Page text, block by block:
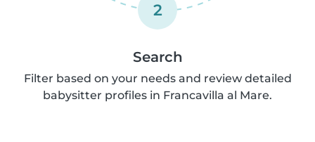
2
Search
Filter based on your needs and review detailed
babysitter profiles in Francavilla al Mare.